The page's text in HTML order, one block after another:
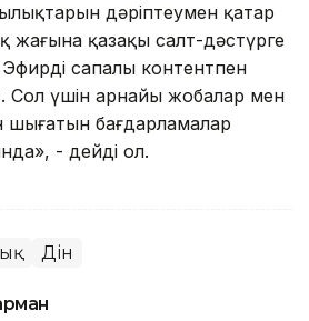
дәріптеумен қатар
жағына қазақы салт-дәстүрге
сапалы контентпен
Сол үшін арнайы жобалар мен
шығатын бағдарламалар
- дейді ол.
Дін